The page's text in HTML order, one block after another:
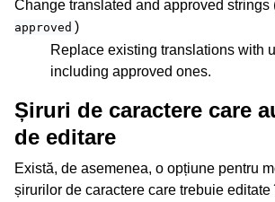
Change translated and approved strings
approved )
Replace existing translations with
including approved ones.
Șiruri de caractere care
de editare
Există, de asemenea, o opțiune pentru
șirurilor de caractere care trebuie editate